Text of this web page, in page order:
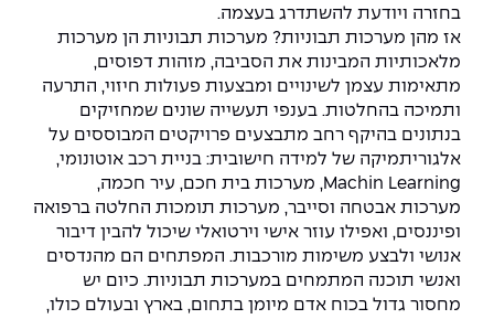
בחזרה ויודעת להשתדרג בעצמה.
אז מהן מערכות תבוניות? מערכות תבוניות הן מערכות
מלאכותיות המבינות את הסביבה, מזהות דפוסים,
מתאימות עצמן לשינויים ומבצעות פעולות חיזוי, התרעה
ותמיכה בהחלטות. בענפי תעשייה שונים שמחזיקים
בנתונים בהיקף רחב מתבצעים פרויקטים המבוססים על
אלגוריתמיקה של למידה חישובית: בניית רכב אוטונומי,
Machin Learning , מערכות בית חכם, עיר חכמה,
מערכות אבטחה וסייבר, מערכות תומכות החלטה ברפואה
ופיננסים, ואפילו עוזר אישי וירטואלי שיכול להבין דיבור
אנושי ולבצע משימות מורכבות. המפתחים הם מהנדסים
ואנשי תוכנה המתמחים במערכות תבוניות. כיום יש
מחסור גדול בכוח אדם מיומן בתחום, בארץ ובעולם כולו,
לעבוד באפקה
משרות פנויות
אזור אישי
כניסה לסטודנטים
היחידה ללימודי חוץ
קורס ניהול לוגיסטיקה ורכש
קורס ניהול מוצר בשילוב AI
קורס דירקטורים
קורס אנרגיה מתחדשת
אווירה נפיצה במתקני חשמל ומכשור
המרכז לקידום הלמידה
היחידה לבינלאומיות
שכר לימוד
מלגות
The Afeka Shop
חנות החדשנות והיזמות